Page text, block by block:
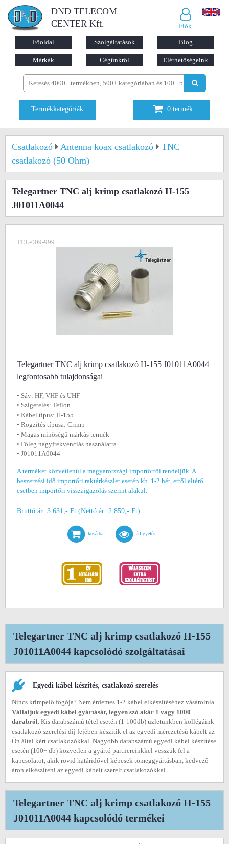
DND TELECOM
CENTER Kft.
Fiók
Főoldal Szolgáltatások Blog
Márkák Cégünkről Elérhetőségeink
Termékkategóriák 0 termék
Csatlakozó Antenna koax csatlakozó
TNC
csatlakozó (50 Ohm)
Telegartner TNC alj krimp csatlakozó H-155
J01011A0044
TEL-009-999
Telegartner TNC alj krimp csatlakozó H-155 J01011A0044
legfontosabb tulajdonságai
• Sáv: HF, VHF és UHF
• Szigetelés: Teflon
• Kábel típus: H-155
• Rögzítés típusa: Crimp
• Magas minőségű márkás termék
• Főleg nagyfrekvenciás használatra
• J01011A0044
A terméket közvetlenül a magyarországi importőrtől rendeljük. A
beszerzési idő importőri raktárkészlet esetén kb. 1-2 hét, ettől eltérő
esetben importőri visszaigazolás szerint alakul.
Bruttó ár: 3.631,- Ft (Nettó ár: 2.859,- Ft)
kosárba! árfigyelés
Telegartner TNC alj krimp csatlakozó H-155
J01011A0044 kapcsolódó szolgáltatásai
Egyedi kábel készítés, csatlakozó szerelés
Nincs krimpelő fogója? Nem érdemes 1-2 kábel elkészítéséhez vásárolnia.
Vállaljuk egyedi kábel gyártását, legyen szó akár 1 vagy 1000
darabról. Kis darabszámú tétel esetén (1-100db) üzletünkben kollégáink
csatlakozó szerelési díj fejében készítik el az egyedi mérezetésű kábelt az
Ön által kért csatlakozókkal. Nagyobb darabszámú egyedi kábel készítése
esetén (100+ db) közvetlen a gyártó partnereinkkel vesszük fel a
kapcsolatot, akik rövid határidővel képesek tömeggyártásban, kedvező
áron elkészíteni az egyedi kábelt szerelt csatlakozókkal.
Telegartner TNC alj krimp csatlakozó H-155
J01011A0044 kapcsolódó termékei